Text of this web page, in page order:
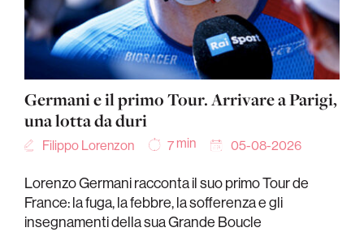
Germani e il primo Tour. Arrivare a Parigi,
una lotta da duri
Filippo Lorenzon 7 min 05-08-2026
Lorenzo Germani racconta il suo primo Tour de
France: la fuga, la febbre, la sofferenza e gli
insegnamenti della sua Grande Boucle